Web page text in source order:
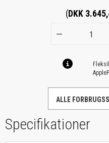
( DKK
ALLE
Specifikationer